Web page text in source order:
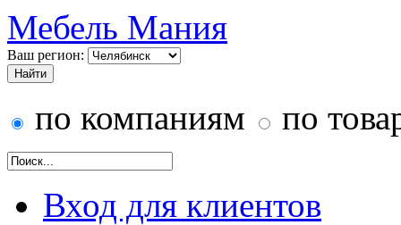
Мебель Мания
Ваш регион:
по компаниям по
Вход для клиентов